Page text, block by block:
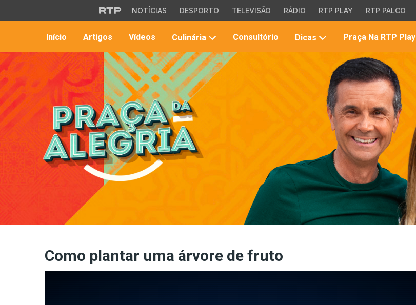
Saltar para o conteúdo principal
NOTÍCIAS DESPORTO TELEVISÃO RÁDIO RTP PLAY RTP PALCO
Início Artigos Vídeos Culinária Consultório Dicas Praça Na RTP Play
Como plantar uma árvore de fruto